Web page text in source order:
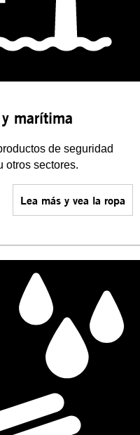
marítima
de seguridad
otros sectores.
Lea más y vea la ropa